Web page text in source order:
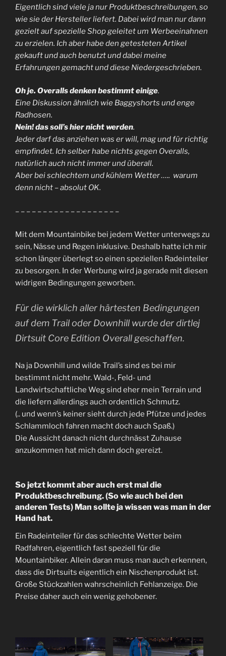
Eigentlich sind viele ja nur Produktbeschreibungen, so
wie sie der Hersteller liefert. Dabei wird man nur dann
gezielt auf spezielle Shop geleitet um Werbeeinahnen
zu erzielen. Ich aber habe den getesteten Artikel
gekauft und auch benutzt und dabei meine
Erfahrungen gemacht und diese Niedergeschrieben.
Oh je. Overalls denken bestimmt einige.
Eine Diskussion ähnlich wie Baggyshorts und enge
Radhosen.
Nein! das soll’s hier nicht werden.
Jeder darf das anziehen was er will, mag und für richtig
empfindet. Ich selber habe nichts gegen Overalls,
natürlich auch nicht immer und überall.
Aber bei schlechtem und kühlem Wetter ….. warum
denn nicht – absolut OK.
– – – – – – – – – – – – – – – – – – –
Mit dem Mountainbike bei jedem Wetter unterwegs zu
sein, Nässe und Regen inklusive. Deshalb hatte ich mir
schon länger überlegt so einen speziellen Radeinteiler
zu besorgen. In der Werbung wird ja gerade mit diesen
widrigen Bedingungen geworben.
Für die wirklich aller härtesten Bedingungen
auf dem Trail oder Downhill wurde der dirtlej
Dirtsuit Core Edition Overall geschaffen.
Na ja Downhill und wilde Trail’s sind es bei mir
bestimmt nicht mehr. Wald-, Feld- und
Landwirtschaftliche Weg sind eher mein Terrain und
die liefern allerdings auch ordentlich Schmutz.
(.. und wenn’s keiner sieht durch jede Pfütze und jedes
Schlammloch fahren macht doch auch Spaß.)
Die Aussicht danach nicht durchnässt Zuhause
anzukommen hat mich dann doch gereizt.
So jetzt kommt aber auch erst mal die
Produktbeschreibung. (So wie auch bei den
anderen Tests) Man sollte ja wissen was man in der
Hand hat.
Ein Radeinteiler für das schlechte Wetter beim
Radfahren, eigentlich fast speziell für die
Mountainbiker. Allein daran muss man auch erkennen,
dass die Dirtsuits eigentlich ein Nischenprodukt ist.
Große Stückzahlen wahrscheinlich Fehlanzeige. Die
Preise daher auch ein wenig gehobener.